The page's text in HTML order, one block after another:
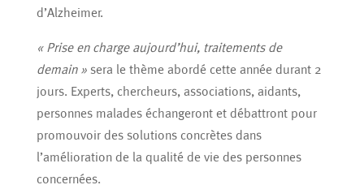
d’Alzheimer.
« Prise en charge aujourd’hui, traitements de
demain »sera le thème abordé cette année durant 2
jours. Experts, chercheurs, associations, aidants,
personnes malades échangeront et débattront pour
promouvoir des solutions concrètes dans
l’amélioration de la qualité de vie des personnes
concernées.